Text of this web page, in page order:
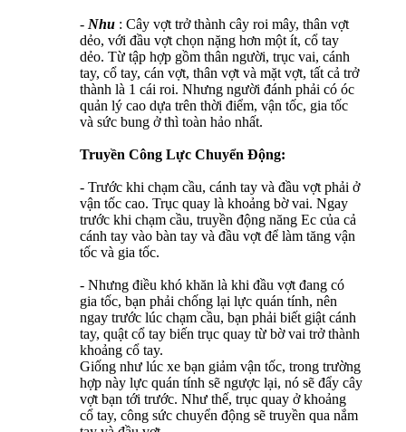
- Nhu : Cây vợt trở thành cây roi mây, thân vợt
dẻo, với đầu vợt chọn nặng hơn một ít, cổ tay
dẻo. Từ tập hợp gồm thân người, trục vai, cánh
tay, cổ tay, cán vợt, thân vợt và mặt vợt, tất cả trở
thành là 1 cái roi. Nhưng người đánh phải có óc
quản lý cao dựa trên thời điểm, vận tốc, gia tốc
và sức bung ở thì toàn hảo nhất.
Truyền Công Lực Chuyển Động:
- Trước khi chạm cầu, cánh tay và đầu vợt phải ở
vận tốc cao. Trục quay là khoảng bờ vai. Ngay
trước khi chạm cầu, truyền động năng Ec của cả
cánh tay vào bàn tay và đầu vợt để làm tăng vận
tốc và gia tốc.
- Nhưng điều khó khăn là khi đầu vợt đang có
gia tốc, bạn phải chống lại lực quán tính, nên
ngay trước lúc chạm cầu, bạn phải biết giật cánh
tay, quật cổ tay biến trục quay từ bờ vai trở thành
khoảng cổ tay.
Giống như lúc xe bạn giảm vận tốc, trong trường
hợp này lực quán tính sẽ ngược lại, nó sẽ đẩy cây
vợt bạn tới trước. Như thế, trục quay ở khoảng
cổ tay, công sức chuyển động sẽ truyền qua nắm